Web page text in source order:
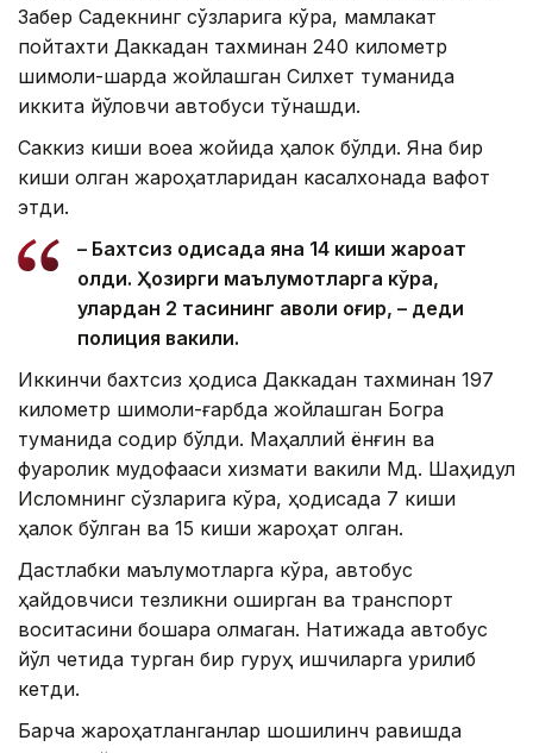
Забер Садекнинг сўзларига кўра, мамлакат
пойтахти Даккадан тахминан 240 километр
шимоли-шарқда жойлашган Силхет туманида
иккита йўловчи автобуси тўқнашди.
Саккиз киши воқеа жойида ҳалок бўлди. Яна бир
киши олган жароҳатларидан касалхонада вафот
этди.
– Бахтсиз ҳодисада яна 14 киши жароҳат
олди. Ҳозирги маълумотларга кўра,
улардан 2 тасининг аҳволи оғир, – деди
полиция вакили.
Иккинчи бахтсиз ҳодиса Даккадан тахминан 197
километр шимоли-ғарбда жойлашган Богра
туманида содир бўлди. Маҳаллий ёнғин ва
фуқаролик мудофааси хизмати вакили Мд. Шаҳидул
Исломнинг сўзларига кўра, ҳодисада 7 киши
ҳалок бўлган ва 15 киши жароҳат олган.
Дастлабки маълумотларга кўра, автобус
ҳайдовчиси тезликни оширган ва транспорт
воситасини бошқара олмаган. Натижада автобус
йўл четида турган бир гуруҳ ишчиларга урилиб
кетди.
Барча жароҳатланганлар шошилинч равишда